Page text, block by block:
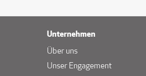
Unternehmen
Über uns
Unser Engagement